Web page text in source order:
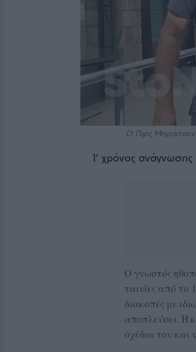
Ο Πιρς Μπρόσναν
1' χρόνος ανάγνωσης
Ο γνωστός
ταινίες από το
διακοπές με
αποπλεύσει. Η
σχέδια του και